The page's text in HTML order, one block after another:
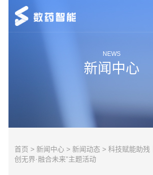
联系我们
NEWS
新闻中心
首页 >新闻中心 >新闻动态 > 科技赋能助残
创无界·融合未来”主题活动